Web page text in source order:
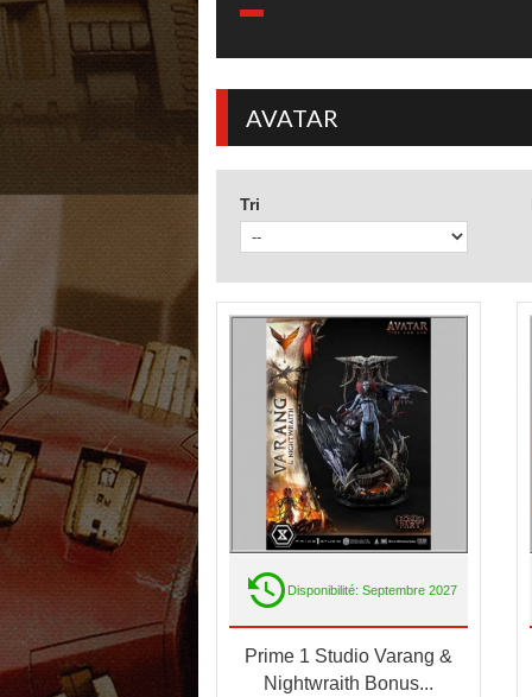
AVATAR
Tri
Disponibilité: Septembre 2027
Prime 1 Studio Varang &
Nightwraith Bonus...